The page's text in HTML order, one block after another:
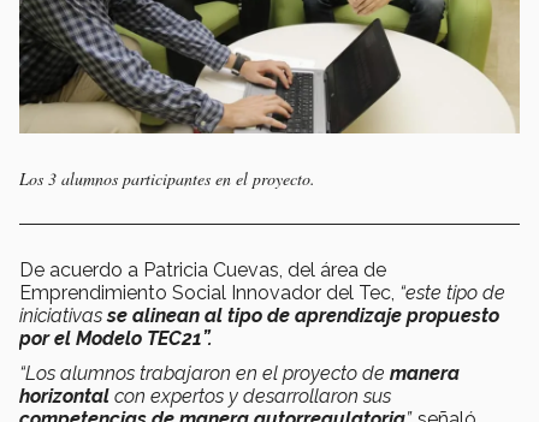
Los 3 alumnos participantes en el proyecto.
De acuerdo a Patricia Cuevas, del área de
Emprendimiento Social Innovador del Tec, “este tipo de
iniciativasse alinean al tipo de aprendizaje propuesto
por el Modelo TEC21”.
“Los alumnos trabajaron en el proyecto de manera
horizontal con expertos y desarrollaron sus